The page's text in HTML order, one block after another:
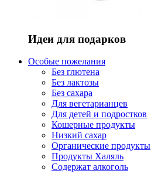
Идеи для подарков
Особые пожелания
Без глютена
Без лактозы
Без сахара
Для вегетарианцев
Для детей и подростков
Кошерные продукты
Низкий сахар
Органические продукты
Продукты Халяль
Содержат алкоголь